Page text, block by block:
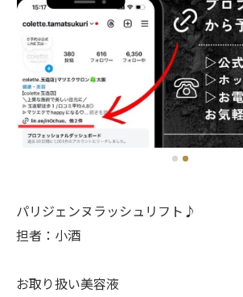
パリジェンヌラッシュリフト♪
担者：小酒
お取り扱い美容液